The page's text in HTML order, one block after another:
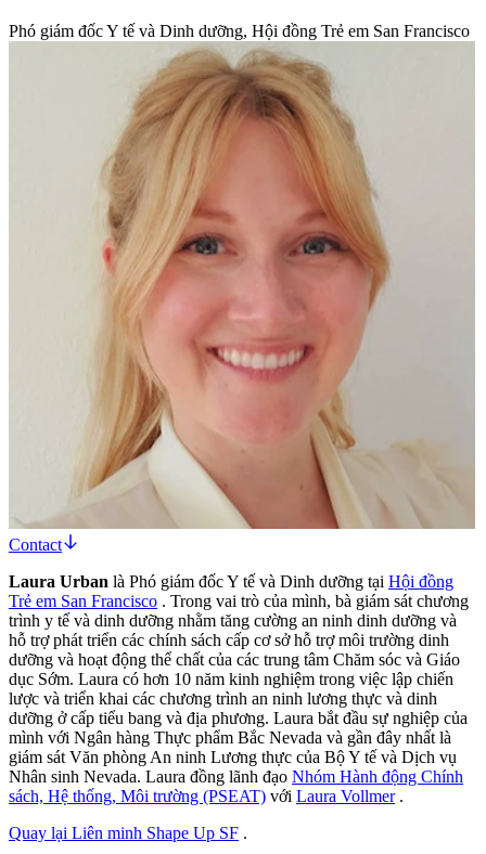
Phó giám đốc Y tế và Dinh dưỡng, Hội đồng Trẻ em San Francisco
Contact
Laura Urban là Phó giám đốc Y tế và Dinh dưỡng tại Hội đồng
Trẻ em San Francisco . Trong vai trò của mình, bà giám sát chương
trình y tế và dinh dưỡng nhằm tăng cường an ninh dinh dưỡng và
hỗ trợ phát triển các chính sách cấp cơ sở hỗ trợ môi trường dinh
dưỡng và hoạt động thể chất của các trung tâm Chăm sóc và Giáo
dục Sớm. Laura có hơn 10 năm kinh nghiệm trong việc lập chiến
lược và triển khai các chương trình an ninh lương thực và dinh
dưỡng ở cấp tiểu bang và địa phương. Laura bắt đầu sự nghiệp của
mình với Ngân hàng Thực phẩm Bắc Nevada và gần đây nhất là
giám sát Văn phòng An ninh Lương thực của Bộ Y tế và Dịch vụ
Nhân sinh Nevada. Laura đồng lãnh đạo Nhóm Hành động Chính
sách, Hệ thống, Môi trường (PSEAT) với Laura Vollmer.
Quay lại Liên minh Shape Up SF .